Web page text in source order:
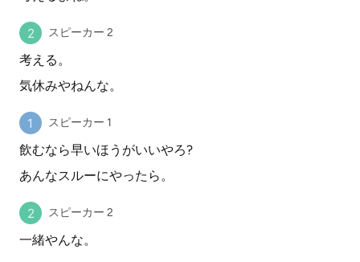
スピーカー 2
考える。
気休みやねんな。
スピーカー 1
飲むなら早いほうがいいやろ?
あんなスルーにやったら。
スピーカー 2
一緒やんな。